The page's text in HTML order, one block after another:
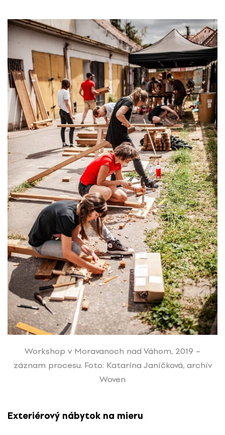
Workshop v Moravanoch nad Váhom, 2019 –
záznam procesu. Foto: Katarína Janíčková, archív
Woven
Exteriérový nábytok na mieru